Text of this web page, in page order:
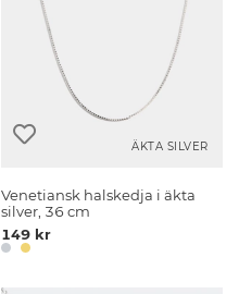
ÄKTA SILVER
Venetiansk halskedja i äkta
silver, 36 cm
149 kr